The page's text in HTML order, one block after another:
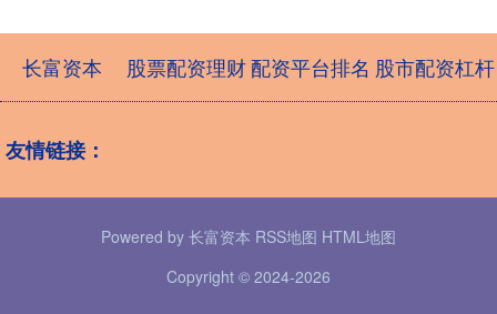
长富资本 股票配资理财配资平台排名 股市配资杠杆
友情链接：
Powered by 长富资本 RSS地图 HTML地图
Copyright © 2024-2026